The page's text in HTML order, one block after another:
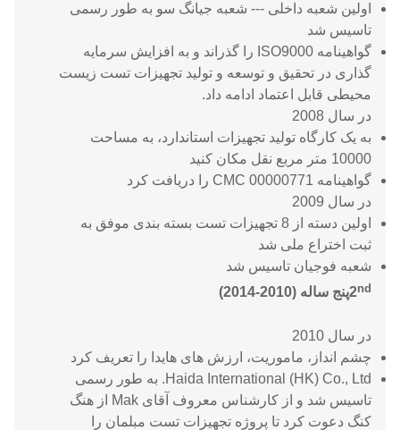
اولین شعبه داخلی --- شعبه جیانگ سو به طور رسمی
تاسیس شد
گواهینامه ISO9000 را گذراند و به افزایش سرمایه
گذاری در تحقیق و توسعه و تولید تجهیزات تست زیست
محیطی قابل اعتماد ادامه داد.
در سال 2008
به یک کارگاه تولید تجهیزات استاندارد، به مساحت
10000 متر مربع نقل مکان کنید
گواهینامه CMC 00000771 را دریافت کرد
در سال 2009
اولین دسته از 8 تجهیزات تست بسته بندی موفق به
ثبت اختراع ملی شد
شعبه فوجیان تاسیس شد
2nd پنج ساله (2010-2014)
در سال 2010
چشم انداز، ماموریت، ارزش های هایدا را تعریف کرد
Haida International (HK) Co., Ltd. به طور رسمی
تاسیس شد و از کارشناس معروف آقای Mak از هنگ
کنگ دعوت کرد تا پروژه تجهیزات تست مبلمان را